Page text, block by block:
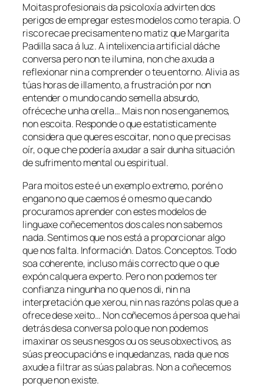
Moitas profesionais da psicoloxía advirten dos
perigos de empregar estes modelos como terapia. O
risco recae precisamente no matiz que Margarita
Padilla saca á luz. A intelixencia artificial dáche
conversa pero non te ilumina, non che axuda a
reflexionar nin a comprender o teu entorno. Alivia as
túas horas de illamento, a frustración por non
entender o mundo cando semella absurdo,
ofréceche unha orella… Mais non nos enganemos,
non escoita. Responde o que estatisticamente
considera que queres escoitar, non o que precisas
oír, o que che podería axudar a saír dunha situación
de sufrimento mental ou espiritual.
Para moitos este é un exemplo extremo, porén o
engano no que caemos é o mesmo que cando
procuramos aprender con estes modelos de
linguaxe coñecementos dos cales non sabemos
nada. Sentimos que nos está a proporcionar algo
que nos falta. Información. Datos. Conceptos. Todo
soa coherente, incluso máis correcto que o que
expón calquera experto. Pero non podemos ter
confianza ningunha no que nos di, nin na
interpretación que xerou, nin nas razóns polas que a
ofrece dese xeito… Non coñecemos á persoa que hai
detrás desa conversa polo que non podemos
imaxinar os seus nesgos ou os seus obxectivos, as
súas preocupacións e inquedanzas, nada que nos
axude a filtrar as súas palabras. Non a coñecemos
porque non existe.